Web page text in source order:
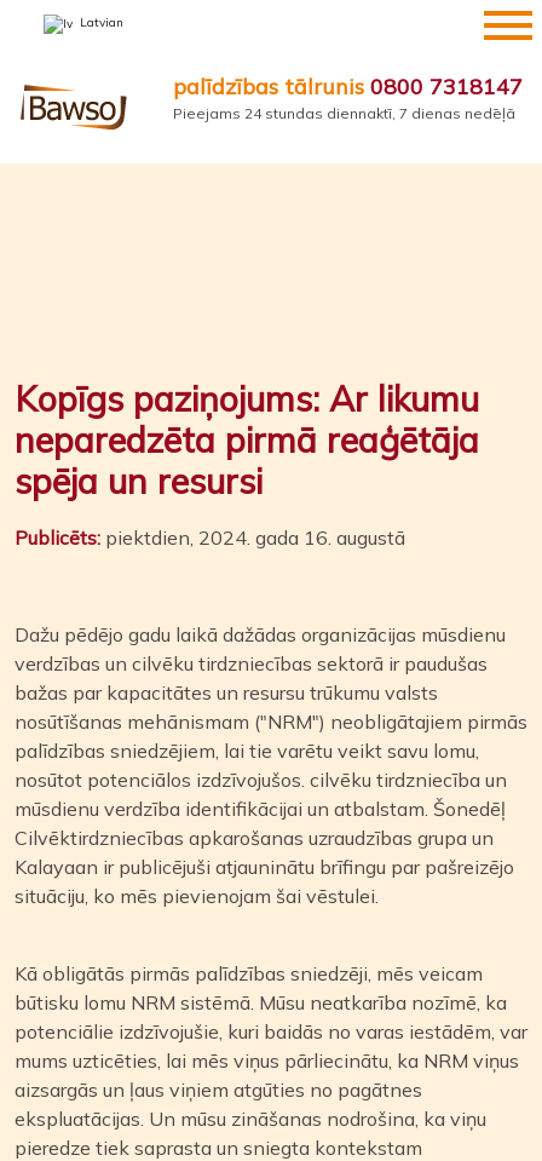
Pāriet
Latvian
palīdzības tālrunis 0800 7318147
Pieejams 24 stundas diennaktī, 7 dienas nedēļā
Kopīgs paziņojums: Ar likumu
neparedzēta pirmā reaģētāja
spēja un resursi
Publicēts: piektdien, 2024. gada 16. augustā
Dažu pēdējo gadu laikā dažādas organizācijas mūsdienu
verdzības un cilvēku tirdzniecības sektorā ir paudušas
bažas par kapacitātes un resursu trūkumu valsts
nosūtīšanas mehānismam ("NRM") neobligātajiem pirmās
palīdzības sniedzējiem, lai tie varētu veikt savu lomu,
nosūtot potenciālos izdzīvojušos. cilvēku tirdzniecība un
mūsdienu verdzība identifikācijai un atbalstam. Šonedēļ
Cilvēktirdzniecības apkarošanas uzraudzības grupa un
Kalayaan ir publicējuši atjauninātu brīfingu par pašreizējo
situāciju, ko mēs pievienojam šai vēstulei.
Kā obligātās pirmās palīdzības sniedzēji, mēs veicam
būtisku lomu NRM sistēmā. Mūsu neatkarība nozīmē, ka
potenciālie izdzīvojušie, kuri baidās no varas iestādēm, var
mums uzticēties, lai mēs viņus pārliecinātu, ka NRM viņus
aizsargās un ļaus viņiem atgūties no pagātnes
ekspluatācijas. Un mūsu zināšanas nodrošina, ka viņu
pieredze tiek saprasta un sniegta kontekstam